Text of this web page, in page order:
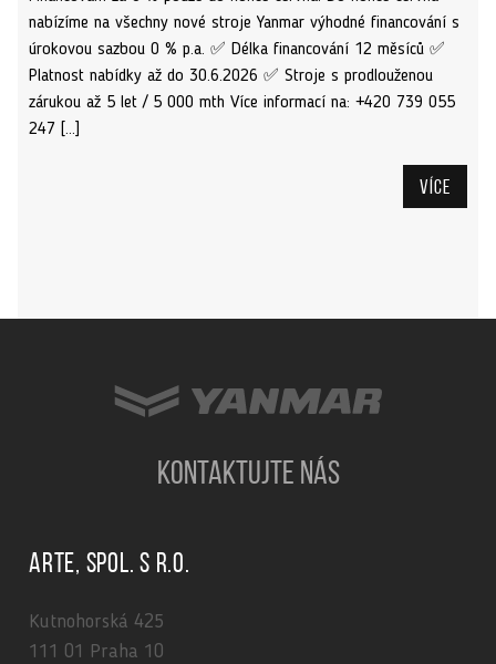
nabízíme na všechny nové stroje Yanmar výhodné financování s
úrokovou sazbou 0 % p.a. ✅ Délka financování 12 měsíců ✅
Platnost nabídky až do 30.6.2026 ✅ Stroje s prodlouženou
zárukou až 5 let / 5 000 mth Více informací na: +420 739 055
247 […]
Více
KONTAKTUJTE NÁS
ARTE, spol. s r.o.
Kutnohorská 425
111 01 Praha 10